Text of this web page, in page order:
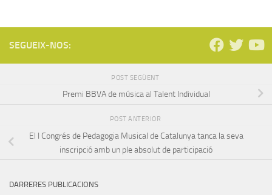
SEGUEIX-NOS:
POST SEGÜENT
Premi BBVA de música al Talent Individual
POST ANTERIOR
El I Congrés de Pedagogia Musical de Catalunya tanca la seva
inscripció amb un ple absolut de participació
DARRERES PUBLICACIONS